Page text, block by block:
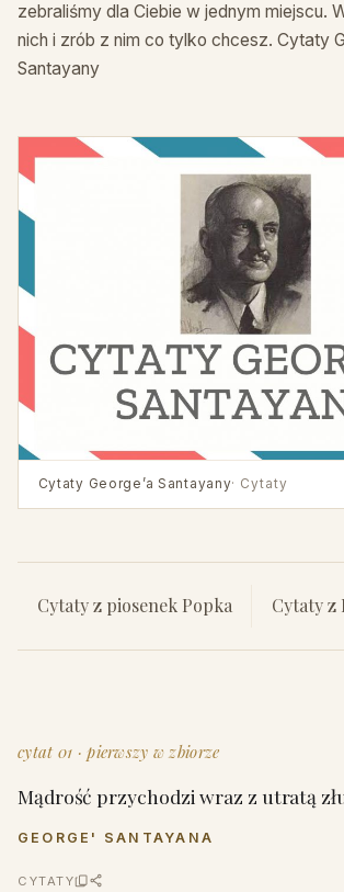
zebraliśmy dla Ciebie w jednym miejscu.
nich i zrób z nim co tylko chcesz. Cytaty
Santayany
Cytaty George’a Santayany· Cytaty
Cytaty z piosenek Popka Cytaty z
cytat 01 · pierwszy w zbiorze
Mądrość przychodzi wraz z utratą
GEORGE' SANTAYANA
CYTATY